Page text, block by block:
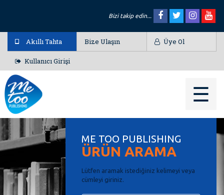
Bizi takip edin...
Akıllı Tahta Bize Ulaşın Üye Ol
Kullanıcı Girişi
☰
ME TOO PUBLISHING
ÜRÜN ARAMA
Lütfen aramak istediğiniz kelimeyi veya
cümleyi giriniz.